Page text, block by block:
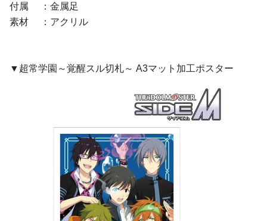
付属 ：金属足
素材 ：アクリル
▼超常学園～覚醒スル切札～ A3マット加工ポスター